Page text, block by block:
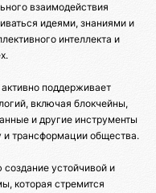
взаимодействия
идеями, знаниями и
интеллекта и
поддерживает
включая блокчейны,
и другие инструменты
трансформации общества.
устойчивой и
которая стремится